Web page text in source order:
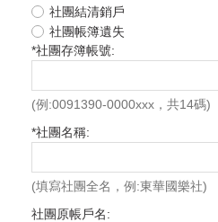
社團結清銷戶
社團帳簿遺失
*社團存簿帳號:
(例:0091390-0000xxx，共14碼)
*社團名稱:
(填寫社團全名，例:東華國樂社)
社團原帳戶名: